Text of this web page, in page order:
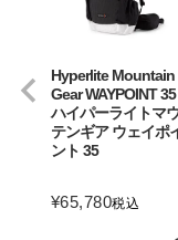
Hyperlite Mountain
Gear WAYPOINT 35
ハイパーライトマ
テンギア ウェイポ
ント 35
¥65,780税込